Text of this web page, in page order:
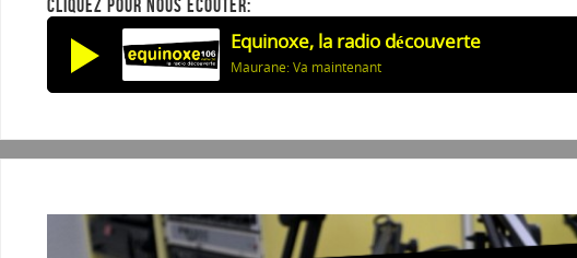
CLIQUEZ POUR NOUS ÉCOUTER:
Equinoxe, la radio découverte
Maurane: Va maintenant